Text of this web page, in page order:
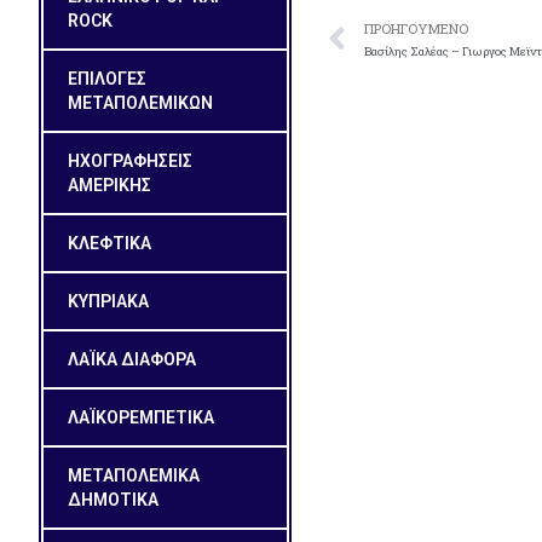
ROCK
ΕΠΙΛΟΓΕΣ
ΜΕΤΑΠΟΛΕΜΙΚΩΝ
ΗΧΟΓΡΑΦΗΣΕΙΣ
ΑΜΕΡΙΚΗΣ
ΚΛΕΦΤΙΚΑ
ΚΥΠΡΙΑΚΑ
ΛΑΪΚΑ ΔΙΑΦΟΡΑ
ΛΑΪΚΟΡΕΜΠΕΤΙΚΑ
ΜΕΤΑΠΟΛΕΜΙΚΑ
ΔΗΜΟΤΙΚΑ
ΠΡΟΗΓΟΎΜΕΝΟ
Bασίλης Σαλέας – Γιωργος